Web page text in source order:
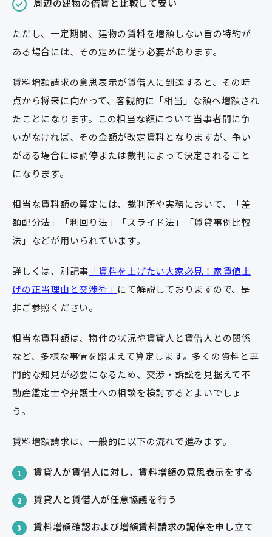
ただし、一定期間、建物の賃料を増額しない旨の特約が
ある場合には、その定めに従う必要があります。
賃料増額請求の意思表示が賃借人に到達すると、その時
点から将来に向かって、客観的に「相当」な額へ増額され
たことになります。この相当な額について当事者間に争
いがなければ、その金額が改定賃料となりますが、争い
がある場合には調停または裁判によって決定されること
になります。
相当な賃料額の算定には、裁判所や実務において、「差
額配分法」「利回り法」「スライド法」「賃貸事例比較
法」などが用いられています。
詳しくは、別記事 「賃料を上げたい大家必見！家賃値上
げの正当理由と交渉術」 にて解説しておりますので、是
非ご参照ください。
相当な賃料額は、物件の状況や賃貸人と賃借人との関係
など、多様な事情を踏まえて算定します。多くの資料と専
門的な知見が必要になるため、交渉・訴訟を見据えて不
動産鑑定士や弁護士への相談を検討するとよいでしょ
う。
賃料増額請求は、一般的に以下の流れで進みます。
1 賃貸人が賃借人に対し、賃料増額の意思表示をする
2 賃貸人と賃借人が任意協議を行う
3
賃料増額確認および増額賃料請求の調停を申し立て